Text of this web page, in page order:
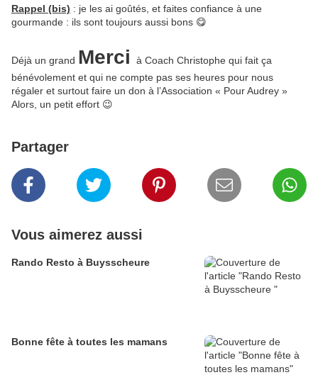
Rappel (bis) : je les ai goûtés, et faites confiance à une
gourmande : ils sont toujours aussi bons 😋
Déjà un grand Merci
à Coach Christophe qui fait ça
bénévolement et qui ne compte pas ses heures pour nous
régaler et surtout faire un don à l’Association « Pour Audrey »
Alors, un petit effort 😉
Partager
Vous aimerez aussi
Rando Resto à Buysscheure
Bonne fête à toutes les mamans